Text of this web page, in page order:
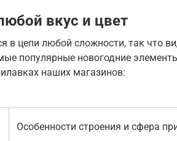
вкус и цвет
в цепи любой сложности, так что
популярные новогодние
наших магазинов:
Особенности строения и сфера